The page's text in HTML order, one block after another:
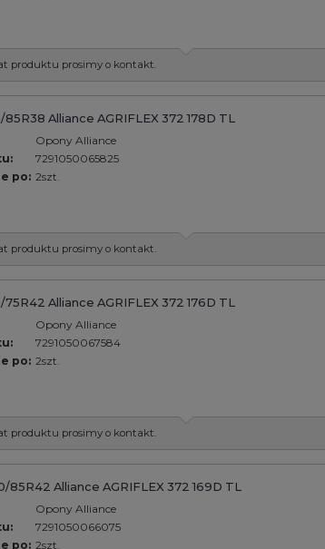
produktu prosimy o kontakt.
85R38 Alliance AGRIFLEX 372 178D TL
Opony Alliance
7291050065825
po: 2szt.
produktu prosimy o kontakt.
75R42 Alliance AGRIFLEX 372 176D TL
Opony Alliance
7291050067584
po: 2szt.
produktu prosimy o kontakt.
85R42 Alliance AGRIFLEX 372 169D TL
Opony Alliance
7291050066075
po: 2szt.